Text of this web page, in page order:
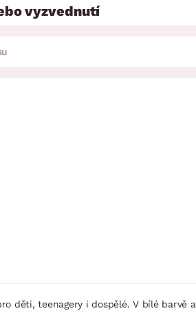
vyzvednutí
děti, teenagery i dospělé. V bílé barvě a